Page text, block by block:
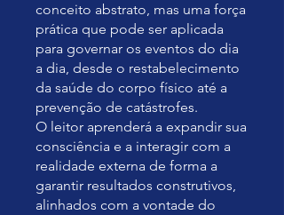
conceito abstrato, mas uma força
prática que pode ser aplicada
para governar os eventos do dia
a dia, desde o restabelecimento
da saúde do corpo físico até a
prevenção de catástrofes.
O leitor aprenderá a expandir sua
consciência e a interagir com a
realidade externa de forma a
garantir resultados construtivos,
alinhados com a vontade do